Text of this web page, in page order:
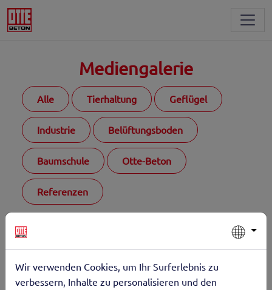
Mediengalerie
Alle Tierhaltung Geflügel
Industrie Belüftungsboden
Baumschule Otte-Beton
Referenzen
Wir verwenden Cookies, um Ihr Surferlebnis zu
verbessern, Inhalte zu personalisieren und den